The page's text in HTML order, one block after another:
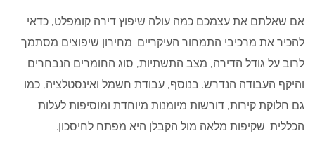
אם שאלתם את עצמכם כמה עולה שיפוץ דירה קומפלט, כדאי
להכיר את מרכיבי התמחור העיקריים. מחירון שיפוצים מסתמך
לרוב על גודל הדירה, מצב התשתיות, סוג החומרים הנבחרים
והיקף העבודה הנדרש. בנוסף, עבודת חשמל ואינסטלציה, כמו
גם חלוקת קירות, דורשות מיומנות מיוחדת ומוסיפות לעלות
הכללית. שקיפות מלאה מול הקבלן היא מפתח לחיסכון.